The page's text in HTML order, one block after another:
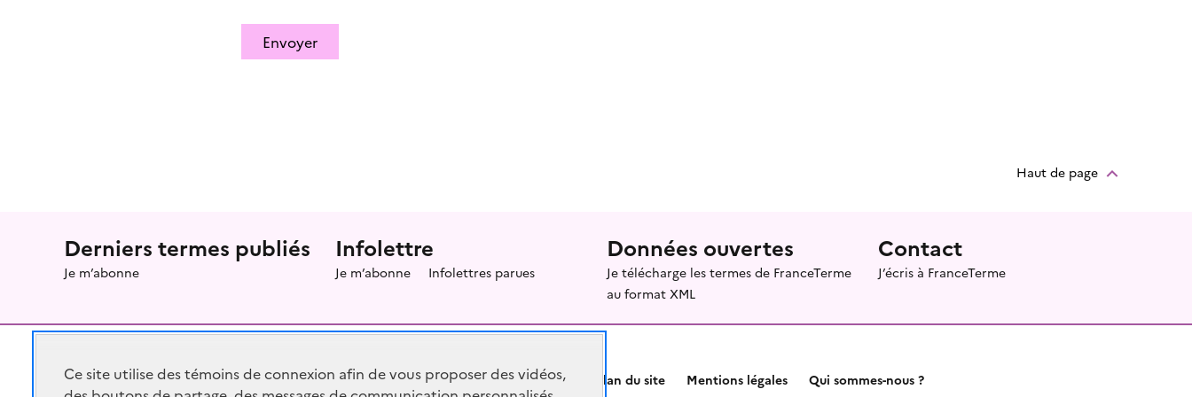
Envoyer
Haut de page
Menu prefooter
Derniers termes publiés
Je m’abonne
Infolettre
Je m’abonne Infolettres parues
Données ouvertes
Je télécharge les termes de FranceTerme
au format XML
Contact
J’écris à FranceTerme
Plan du site Mentions légales Qui sommes-nous ?
Ce site utilise des témoins de connexion afin de vous proposer des vidéos,